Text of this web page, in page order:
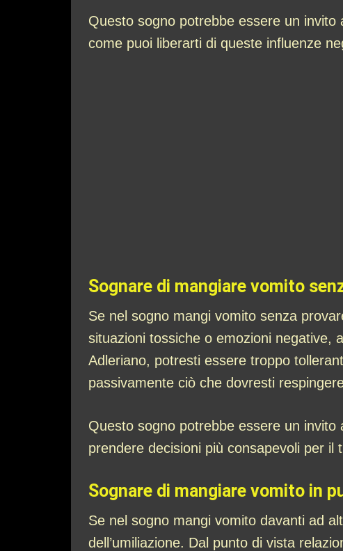
Questo sogno potrebbe essere un
come puoi liberarti di queste influenze
Sognare di mangiare vomito
Se nel sogno mangi vomito senza
situazioni tossiche o emozioni negative,
Adleriano, potresti essere troppo
passivamente ciò che dovresti
Questo sogno potrebbe essere un
prendere decisioni più consapevoli per il
Sognare di mangiare vomito in
Se nel sogno mangi vomito davanti ad
dell’umiliazione. Dal punto di vista